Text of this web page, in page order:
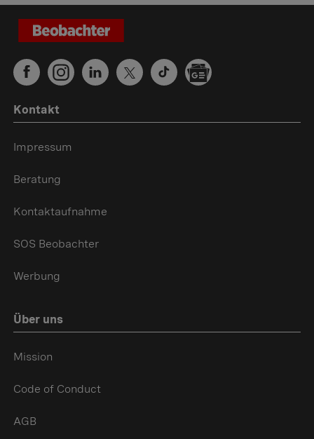
Kontakt
Impressum
Beratung
Kontaktaufnahme
SOS Beobachter
Werbung
Über uns
Mission
Code of Conduct
AGB